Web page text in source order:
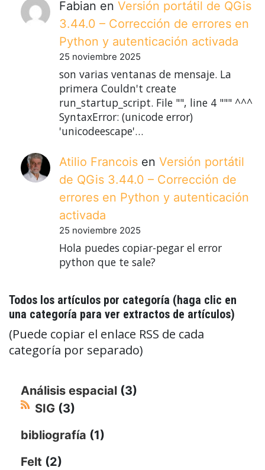
Fabian en Versión portátil de QGis
3.44.0 – Corrección de errores en
Python y autenticación activada
25 noviembre 2025
son varias ventanas de mensaje. La
primera Couldn't create
run_startup_script. File "", line 4 """ ^^^
SyntaxError: (unicode error)
'unicodeescape'…
Atilio Francois en Versión portátil
de QGis 3.44.0 – Corrección de
errores en Python y autenticación
activada
25 noviembre 2025
Hola puedes copiar-pegar el error
python que te sale?
Todos los artículos por categoría (haga clic en
una categoría para ver extractos de artículos)
(Puede copiar el enlace RSS de cada
categoría por separado)
Análisis espacial (3)
SIG (3)
bibliografía (1)
Felt (2)